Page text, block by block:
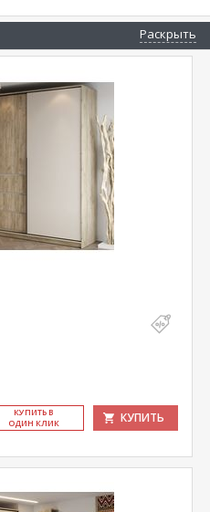
Раскрыть
КУ­ПИТЬ В
ОДИН КЛИК
КУПИТЬ